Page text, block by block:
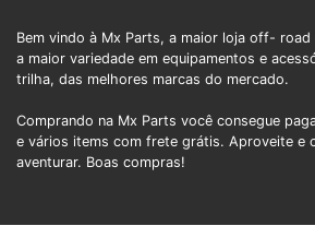
Bem vindo à Mx Parts, a maior loja off-
a maior variedade em equipamentos e
trilha, das melhores marcas do mercado.
Comprando na Mx Parts você consegue
e vários items com frete grátis. Aproveite e
aventurar. Boas compras!